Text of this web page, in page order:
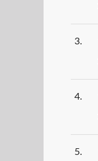
3
4
5